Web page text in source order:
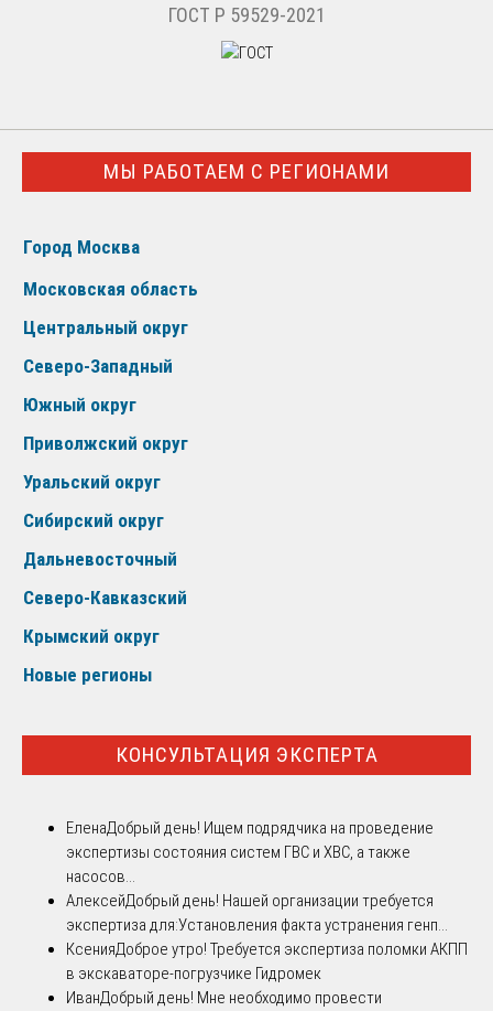
ГОСТ Р 59529-2021
МЫ РАБОТАЕМ С РЕГИОНАМИ
Город Москва
Московская область
Центральный округ
Северо-Западный
Южный округ
Приволжский округ
Уральский округ
Сибирский округ
Дальневосточный
Северо-Кавказский
Крымский округ
Новые регионы
КОНСУЛЬТАЦИЯ ЭКСПЕРТА
ЕленаДобрый день! Ищем подрядчика на проведение
экспертизы состояния систем ГВС и ХВС, а также
насосов...
АлексейДобрый день! Нашей организации требуется
экспертиза для:Установления факта устранения генп...
КсенияДоброе утро! Требуется экспертиза поломки АКПП
в экскаваторе-погрузчике Гидромек
ИванДобрый день! Мне необходимо провести